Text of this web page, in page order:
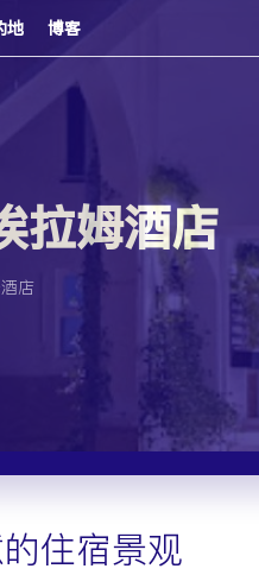
地 博客
拉姆酒店
店
住宿景观